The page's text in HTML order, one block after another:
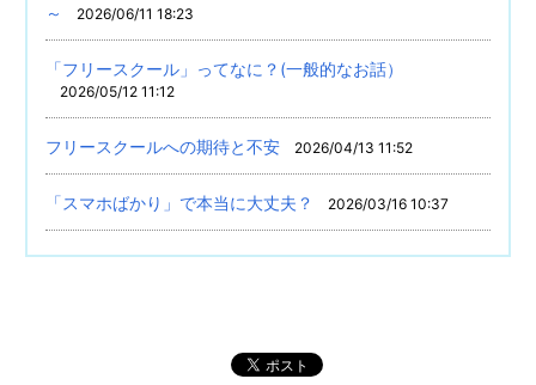
～
2026/06/11 18:23
「フリースクール」ってなに？(一般的なお話）
2026/05/12 11:12
フリースクールへの期待と不安 2026/04/13 11:52
「スマホばかり」で本当に大丈夫？ 2026/03/16 10:37